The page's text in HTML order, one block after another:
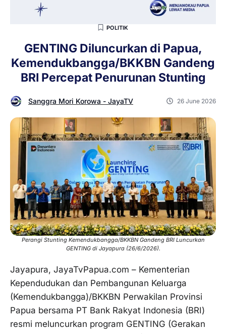
POLITIK
GENTING Diluncurkan di Papua,
Kemendukbangga/BKKBN Gandeng
BRI Percepat Penurunan Stunting
Sanggra Mori Korowa - JayaTV 26 June 2026
Perangi Stunting Kemendukbangga/BKKBN Gandeng BRI Luncurkan
GENTING di Jayapura (26/6/2026).
Jayapura, JayaTvPapua.com – Kementerian
Kependudukan dan Pembangunan Keluarga
(Kemendukbangga)/BKKBN Perwakilan Provinsi
Papua bersama PT Bank Rakyat Indonesia (BRI)
resmi meluncurkan program GENTING (Gerakan